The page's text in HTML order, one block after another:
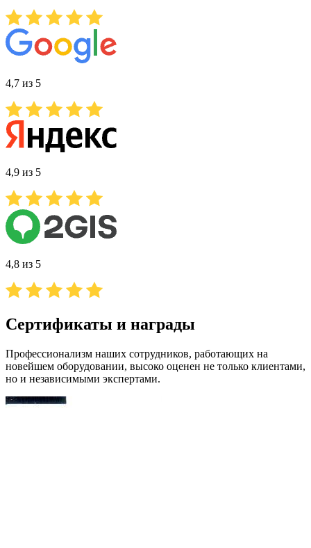
4,7 из 5
4,9 из 5
4,8 из 5
Сертификаты и награды
Профессионализм наших сотрудников, работающих на
новейшем оборудовании, высоко оценен не только клиентами,
но и независимыми экспертами.